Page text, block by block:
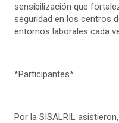
sensibilización que
seguridad en los centros
entornos laborales cada
*Participantes*
Por la SISALRIL